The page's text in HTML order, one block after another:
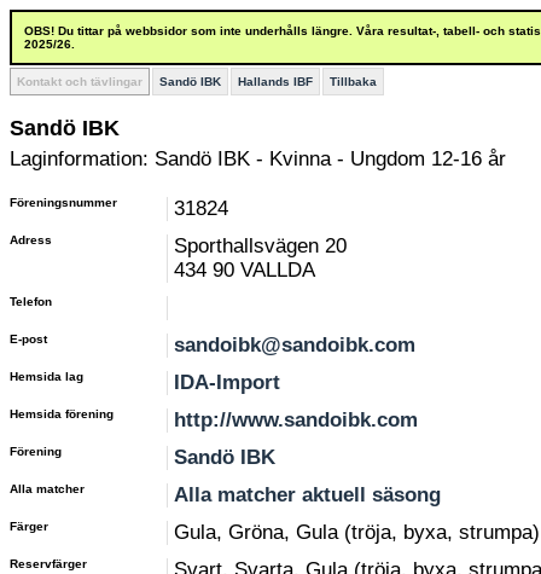
OBS! Du tittar på webbsidor som inte underhålls längre. Våra resultat-, tabell- och
2025/26.
Kontakt och tävlingar Sandö IBK Hallands IBF Tillbaka
Sandö IBK
Laginformation: Sandö IBK - Kvinna - Ungdom 12-16 år
Föreningsnummer 31824
Adress
Sporthallsvägen 20
434 90 VALLDA
Telefon
E-post sandoibk@sandoibk.com
Hemsida lag IDA-Import
Hemsida förening http://www.sandoibk.com
Förening Sandö IBK
Alla matcher Alla matcher aktuell säsong
Färger Gula, Gröna, Gula (tröja, byxa, strumpa)
Reservfärger